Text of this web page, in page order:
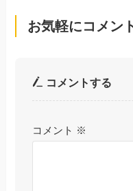
お気軽にコメン
コメントする
コメント ※